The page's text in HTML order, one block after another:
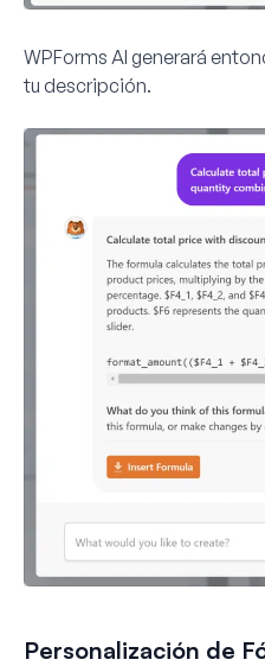
WPForms AI generará
tu descripción.
Personalización de